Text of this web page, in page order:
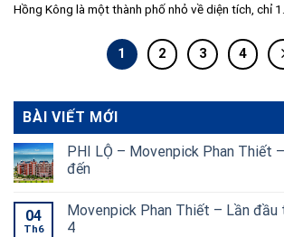
Hồng Kông là một thành phố nhỏ về diện tích, chỉ
1 2 3 4
BÀI VIẾT MỚI
PHI LỘ – Movenpick Phan Thiết
đến
04
Th6
Movenpick Phan Thiết – Lần
4